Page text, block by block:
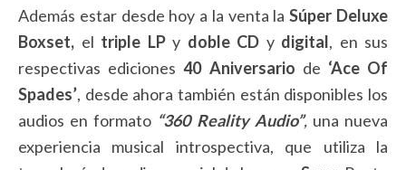
Además estar desde hoy a la venta laSúper Deluxe
Boxset, el triple LP y doble CD y digital, en sus
respectivas ediciones40 Aniversario de ‘Ace Of
Spades’, desde ahora también están disponibles los
audios en formato “360 Reality Audio”,una nueva
experiencia musical introspectiva, que utiliza la